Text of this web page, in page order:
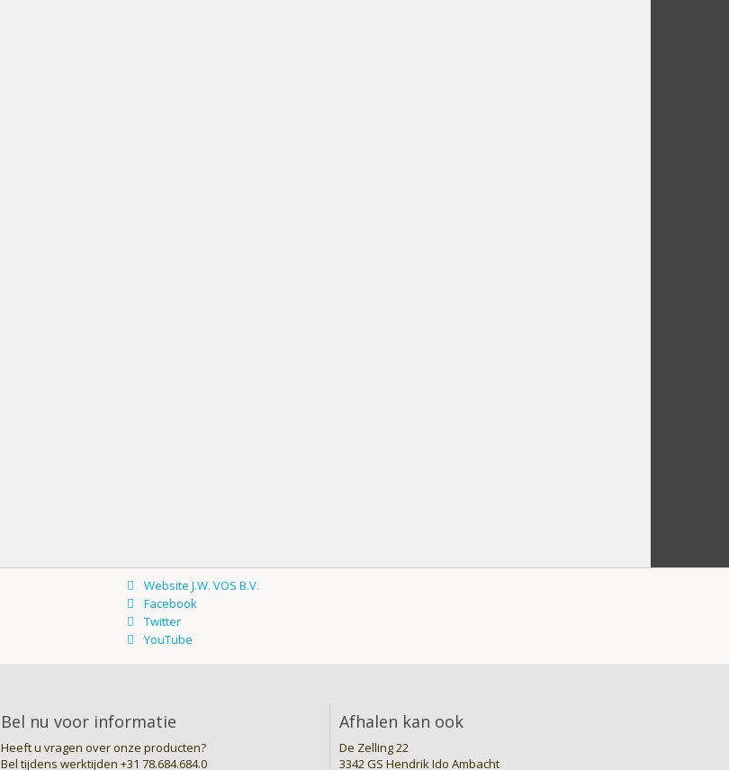
Bel nu voor informatie
Heeft u vragen over onze producten?
Bel tijdens werktijden +31 78.684.684.0
Afhalen kan ook
De Zelling 22
3342 GS Hendrik Ido Ambacht